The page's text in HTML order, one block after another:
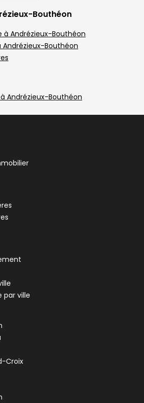
• 65 m²
Bouthéon
Andrézieux-Bouthéon
Bouthéon
Andrézieux-Bouthéon
par ville
Croix